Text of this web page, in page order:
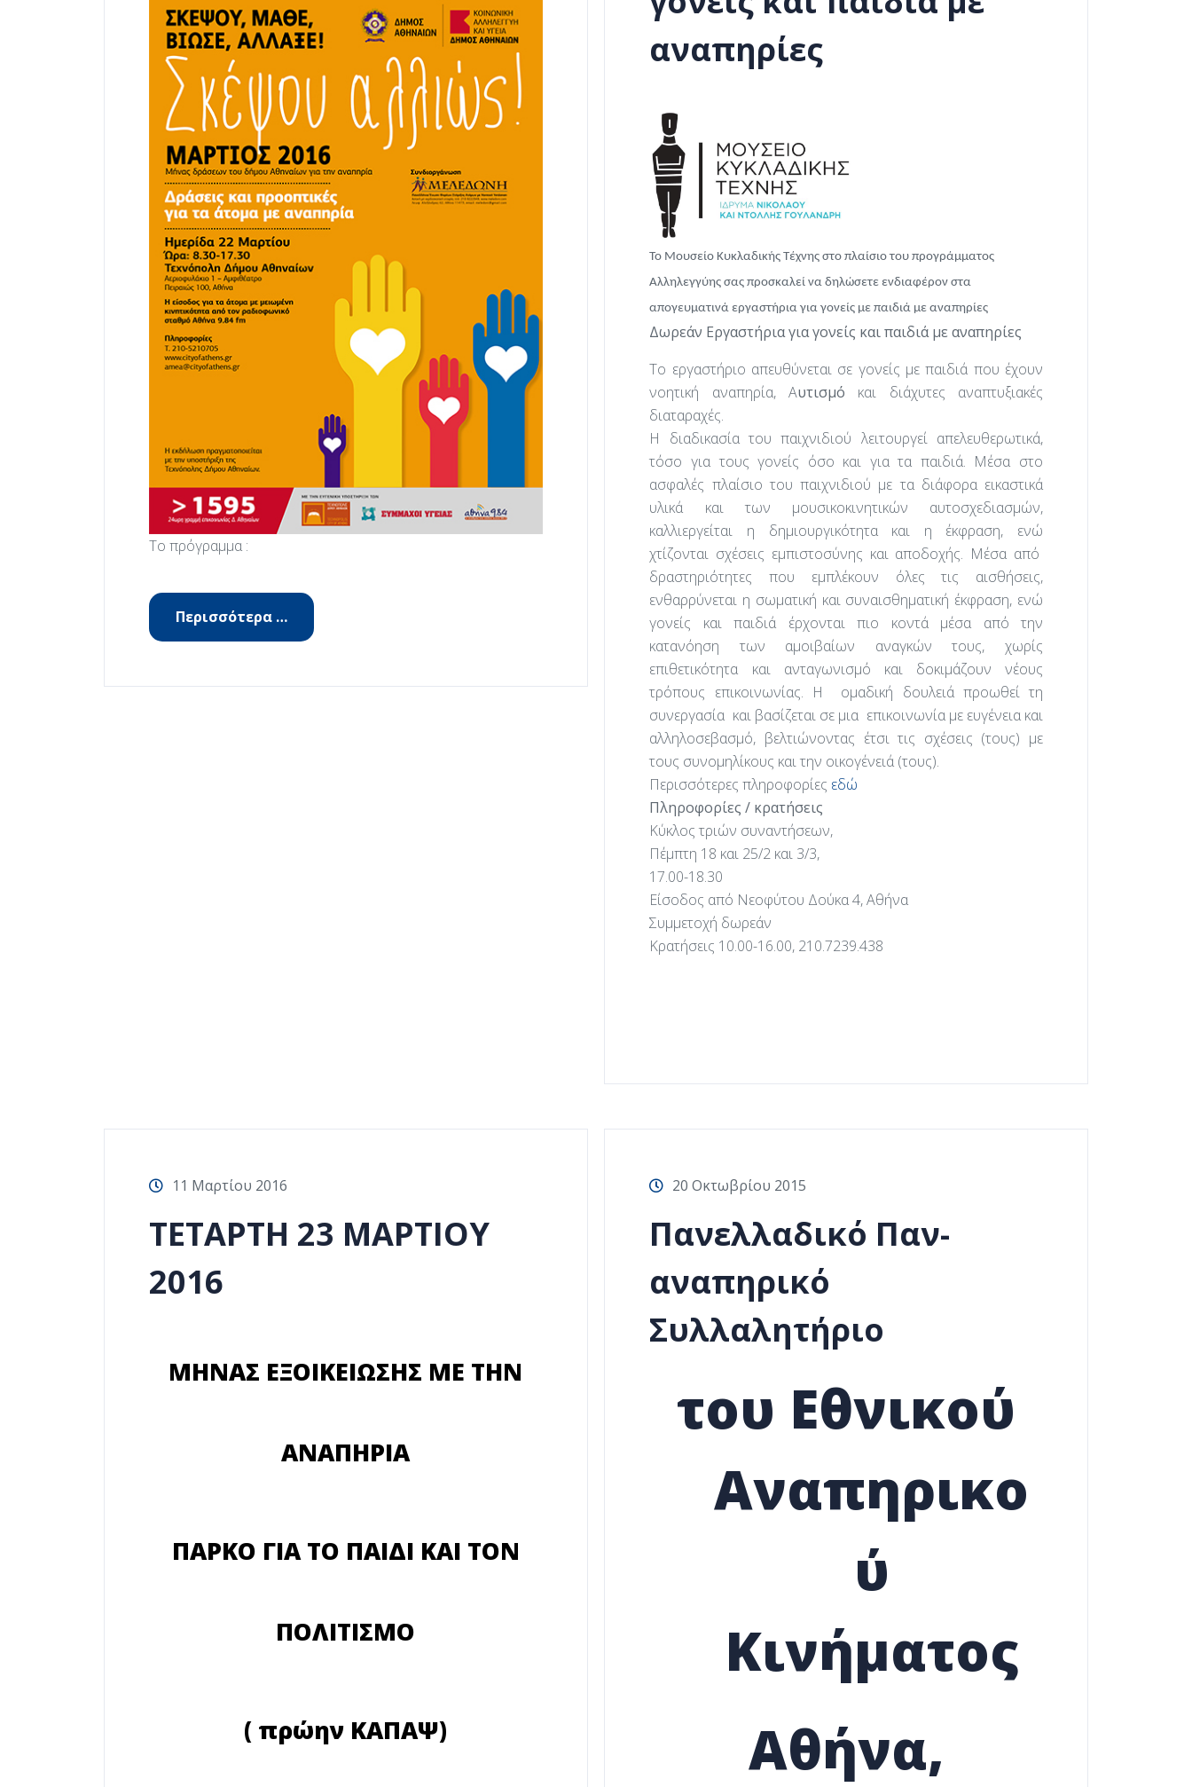
Το πρόγραμμα :
Περισσότερα …
αναπηρίες
Το Μουσείο Κυκλαδικής Τέχνης στο πλαίσιο του προγράμματος
Αλληλεγγύης σας προσκαλεί να δηλώσετε ενδιαφέρον στα
απογευματινά εργαστήρια για γονείς με παιδιά με αναπηρίες
Δωρεάν Εργαστήρια για γονείς και παιδιά με αναπηρίες
Το εργαστήριο απευθύνεται σε γονείς με παιδιά που έχουν
νοητική αναπηρία, Αυτισμό και διάχυτες αναπτυξιακές
διαταραχές.
Η διαδικασία του παιχνιδιού λειτουργεί απελευθερωτικά,
τόσο για τους γονείς όσο και για τα παιδιά. Μέσα στο
ασφαλές πλαίσιο του παιχνιδιού με τα διάφορα εικαστικά
υλικά και των μουσικοκινητικών αυτοσχεδιασμών,
καλλιεργείται η δημιουργικότητα και η έκφραση, ενώ
χτίζονται σχέσεις εμπιστοσύνης και αποδοχής. Μέσα από
δραστηριότητες που εμπλέκουν όλες τις αισθήσεις,
ενθαρρύνεται η σωματική και συναισθηματική έκφραση, ενώ
γονείς και παιδιά έρχονται πιο κοντά μέσα από την
κατανόηση των αμοιβαίων αναγκών τους, χωρίς
επιθετικότητα και ανταγωνισμό και δοκιμάζουν νέους
τρόπους επικοινωνίας. Η ομαδική δουλειά προωθεί τη
συνεργασία και βασίζεται σε μια επικοινωνία με ευγένεια και
αλληλοσεβασμό, βελτιώνοντας έτσι τις σχέσεις (τους) με
τους συνομηλίκους και την οικογένειά (τους).
Περισσότερες πληροφορίες εδώ
Πληροφορίες / κρατήσεις
Κύκλος τριών συναντήσεων,
Πέμπτη 18 και 25/2 και 3/3,
17.00-18.30
Είσοδος από Νεοφύτου Δούκα 4, Αθήνα
Συμμετοχή δωρεάν
Κρατήσεις 10.00-16.00, 210.7239.438
ΤΕΤΑΡΤΗ 23 ΜΑΡΤΙΟΥ
2016
11 Μαρτίου 2016
ΜΗΝΑΣ ΕΞΟΙΚΕΙΩΣΗΣ ΜΕ ΤΗΝ
ΑΝΑΠΗΡΙΑ
ΠΑΡΚΟ ΓΙΑ ΤΟ ΠΑΙΔΙ ΚΑΙ ΤΟΝ
ΠΟΛΙΤΙΣΜΟ
( πρώην ΚΑΠΑΨ)
Πανελλαδικό Παν-
αναπηρικό
Συλλαλητήριο
20 Οκτωβρίου 2015
του Εθνικού
Αναπηρικο
ύ
Κινήματος
Αθήνα,